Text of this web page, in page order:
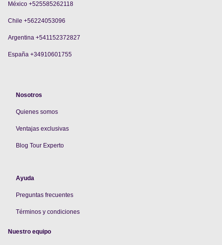
México +525585262118
Chile +56224053096
Argentina +541152372827
España +34910601755
Nosotros
Quienes somos
Ventajas exclusivas
Blog Tour Experto
Ayuda
Preguntas frecuentes
Términos y condiciones
Nuestro equipo